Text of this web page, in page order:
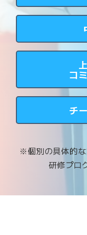
コ
チ
※個別の具体的
研修プロ